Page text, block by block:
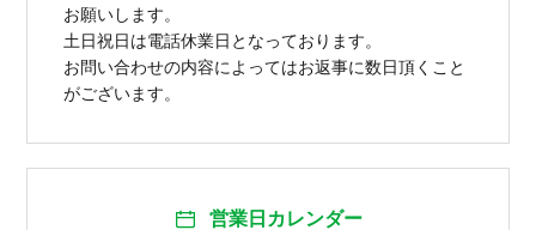
お願いします。
土日祝日は電話休業日となっております。
お問い合わせの内容によってはお返事に数日頂くこと
がございます。
営業日カレンダー